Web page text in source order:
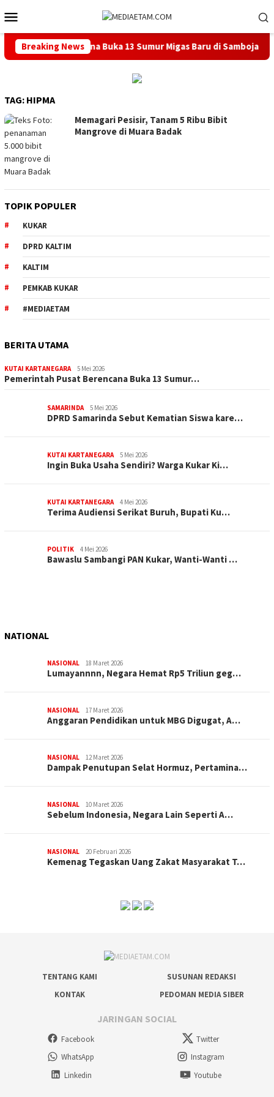
ke
kontenMobile
Breaking News
Pusat Berencana Buka 13 Sumur Migas Baru di Samboja
TAG: HIPMA
Memagari Pesisir, Tanam 5 Ribu Bibit
Mangrove di Muara Badak
TOPIK POPULER
KUKAR
DPRD KALTIM
KALTIM
PEMKAB KUKAR
#MEDIAETAM
BERITA UTAMA
KUTAI KARTANEGARA 5 Mei 2026
Pemerintah Pusat Berencana Buka 13 Sumur…
SAMARINDA 5 Mei 2026
DPRD Samarinda Sebut Kematian Siswa kare…
KUTAI KARTANEGARA 5 Mei 2026
Ingin Buka Usaha Sendiri? Warga Kukar Ki…
KUTAI KARTANEGARA 4 Mei 2026
Terima Audiensi Serikat Buruh, Bupati Ku…
POLITIK 4 Mei 2026
Bawaslu Sambangi PAN Kukar, Wanti-Wanti …
NATIONAL
NASIONAL 18 Maret 2026
Lumayannnn, Negara Hemat Rp5 Triliun geg…
NASIONAL 17 Maret 2026
Anggaran Pendidikan untuk MBG Digugat, A…
NASIONAL 12 Maret 2026
Dampak Penutupan Selat Hormuz, Pertamina…
NASIONAL 10 Maret 2026
Sebelum Indonesia, Negara Lain Seperti A…
NASIONAL 20 Februari 2026
Kemenag Tegaskan Uang Zakat Masyarakat T…
TENTANG KAMI
SUSUNAN REDAKSI
KONTAK
PEDOMAN MEDIA SIBER
JARINGAN SOCIAL
Facebook
Twitter
WhatsApp
Instagram
Linkedin
Youtube